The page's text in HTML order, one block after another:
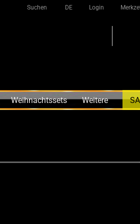
Suchen DE Login
Weihnachtssets Weitere
Wachs,QD,Dressing,